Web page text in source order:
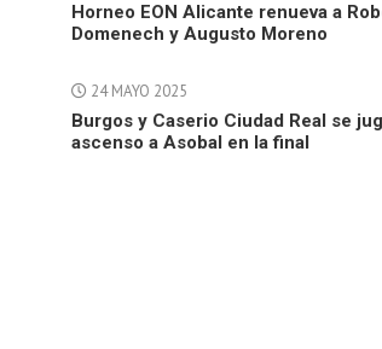
Horneo EON Alicante renueva a
Domenech y Augusto Moreno
24 MAYO 2025
Burgos y Caserio Ciudad Real se
ascenso a Asobal en la final